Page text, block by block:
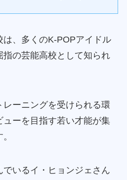
、多くのK-POPアイドル
指の芸能高校として知られ
ーニングを受けられる環
ーを目指す若い才能が集
いるイ・ヒョンジェさん